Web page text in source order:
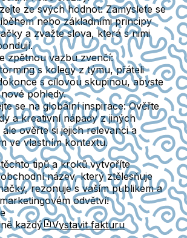
ze svých hodnot:Zamyslete se
nebo základními principy
a zvažte slova, která s nimi
zpětnou vazbu zvenčí:
s kolegy z týmu, přáteli
s cílovou skupinou, abyste
pohledy.
se na globální inspirace:Ověřte
a kreativní nápady z jiných
ověřte si jejich relevanci a
ve vlastním kontextu.
tipů a kroků vytvoříte
název, který ztělesňuje
rezonuje s vaším publikem a
odvětví!
každý
Vystavit fakturu